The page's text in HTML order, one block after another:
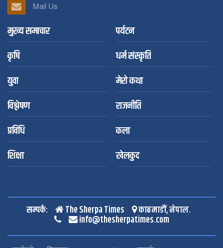
Mail Us
मुख्य समाचार
पर्यटन
कृषि
धर्म संस्कृति
युवा
मेरो कथा
विश्लेषण
राजनीति
प्रविधि
कला
शिक्षा
खेलकुद
सम्पर्क: The Sherpa Times काठमाडौं, नेपाल.
info@thesherpatimes.com